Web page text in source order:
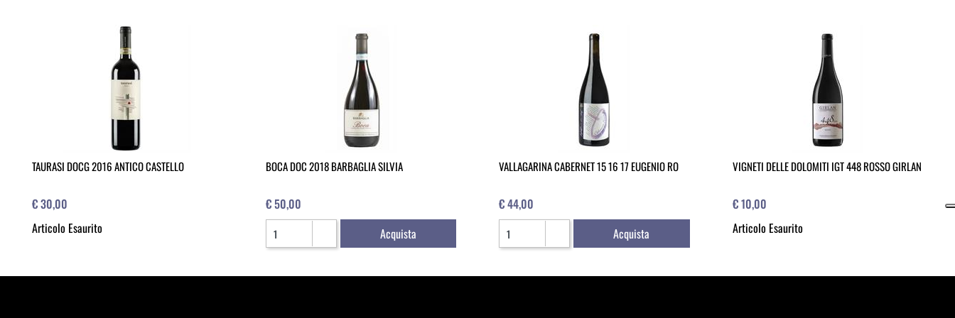
TAURASI DOCG 2016 ANTICO CASTELLO
€ 30,00
Articolo Esaurito
BOCA DOC 2018 BARBAGLIA SILVIA
€ 50,00
Quantità
Acquista
VALLAGARINA CABERNET 15 16 17 EUGENIO RO
€ 44,00
Quantità
Acquista
VIGNETI DELLE DOLOMITI IGT 448 ROSSO GIRLAN
€ 10,00
Articolo Esaurito